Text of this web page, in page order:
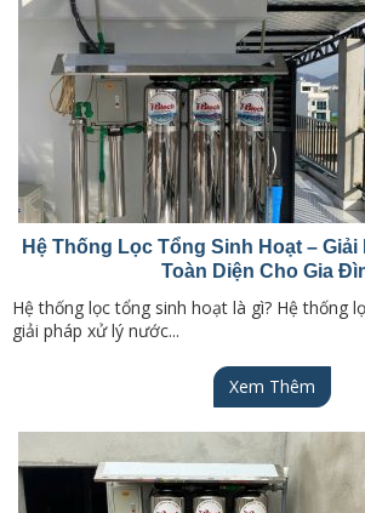
Hệ Thống Lọc Tổng Sinh Hoạt –
Toàn Diện Cho Gia
Hệ thống lọc tổng sinh hoạt là gì? Hệ thống
giải pháp xử lý nước...
Xem Thêm